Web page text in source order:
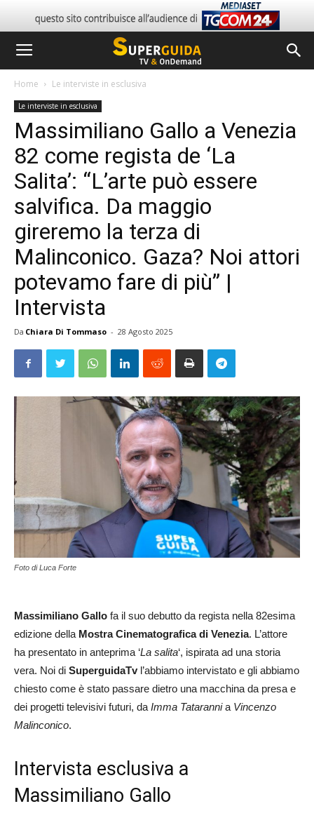
Home Le interviste in esclusiva
Le interviste in esclusiva
Massimiliano Gallo a Venezia
82 come regista de ‘La
Salita’: “L’arte può essere
salvifica. Da maggio
gireremo la terza di
Malinconico. Gaza? Noi attori
potevamo fare di più” |
Intervista
Da Chiara Di Tommaso - 28 Agosto 2025
Foto di Luca Forte
Massimiliano Gallo fa il suo debutto da regista nella 82esima
edizione della Mostra Cinematografica di Venezia. L’attore
ha presentato in anteprima ‘La salita‘, ispirata ad una storia
vera. Noi di SuperguidaTvl’abbiamo intervistato e gli abbiamo
chiesto come è stato passare dietro una macchina da presa e
dei progetti televisivi futuri, da Imma Tatarannia Vincenzo
Malinconico.
Intervista esclusiva a
Massimiliano Gallo